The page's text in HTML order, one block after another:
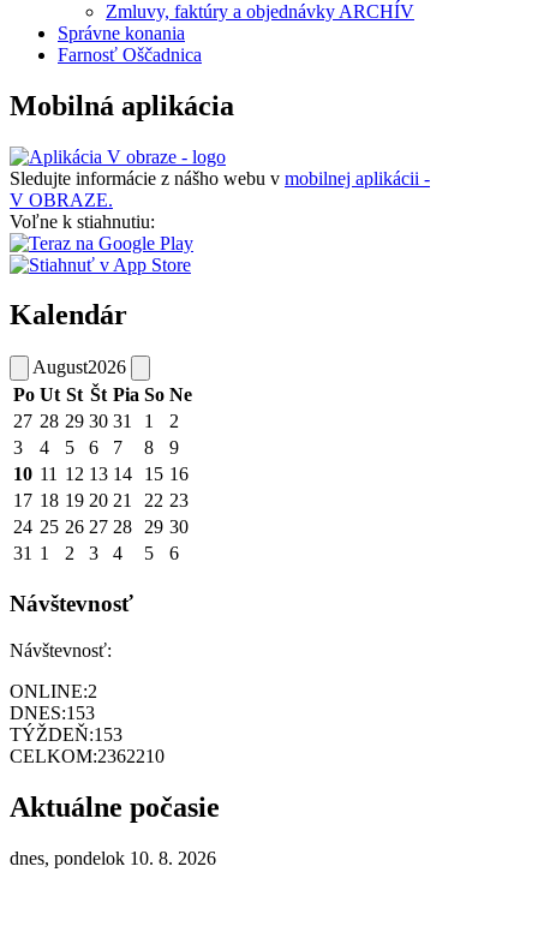
Zmluvy, faktúry a objednávky ARCHÍV
Správne konania
Farnosť Oščadnica
Mobilná aplikácia
Sledujte informácie z nášho webu v mobilnej aplikácii -
V OBRAZE.
Voľne k stiahnutiu:
Kalendár
August2026
Po Ut St Št Pia So Ne
27 28 29 30 31 1
2
3
4 5 6 7 8
9
10 11 12 13 14 15 16
17 18 19 20 21 22 23
24 25 26 27 28 29 30
31 1 2 3 4 5 6
Návštevnosť
Návštevnosť:
ONLINE:2
DNES:153
TÝŽDEŇ:153
CELKOM:2362210
Aktuálne počasie
dnes, pondelok 10. 8. 2026